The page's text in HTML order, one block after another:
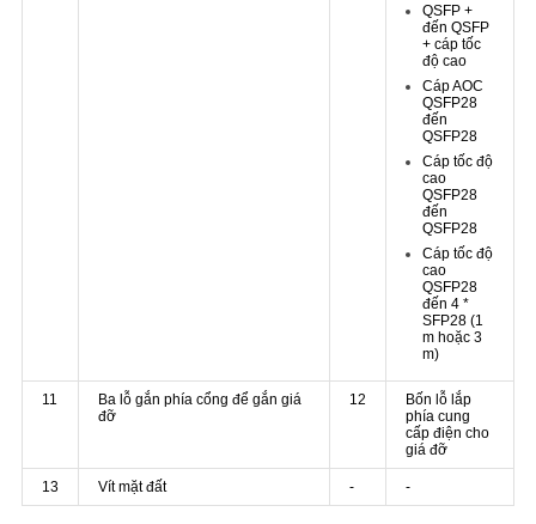
QSFP +
đến QSFP
+ cáp tốc
độ cao
Cáp AOC
QSFP28
đến
QSFP28
Cáp tốc độ
cao
QSFP28
đến
QSFP28
Cáp tốc độ
cao
QSFP28
đến 4 *
SFP28 (1
m hoặc 3
m)
11
Ba lỗ gắn phía cổng để gắn giá
đỡ
12
Bốn lỗ lắp
phía cung
cấp điện cho
giá đỡ
13 Vít mặt đất - -